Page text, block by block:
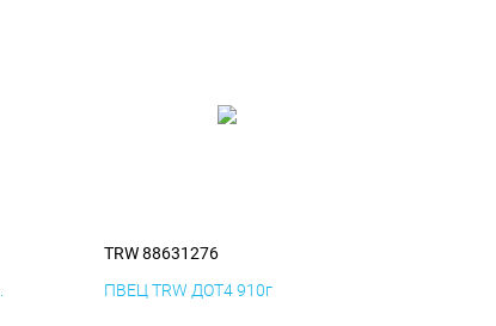
TRW 88631276
ПВЕЦ TRW ДОТ4 910г